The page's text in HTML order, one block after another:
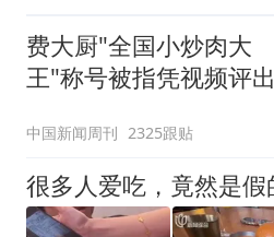
费大厨"全国小炒肉大
王"称号被指凭视频评出
中国新闻周刊 2325跟贴